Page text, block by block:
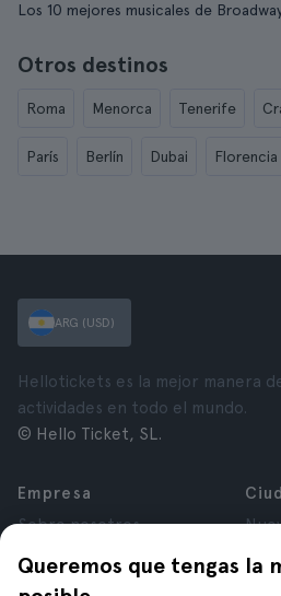
Los 10 mejores musicales de
Otros destinos
Roma Menorca Tenerife
París Berlín Dubai Florencia
Queremos que tengas la
ARG (USD)
Hellotickets es la mejor manera
actividades en todo el mundo.
© Hello Ticket, SL.
Empresa
Sobre nosotros
Afiliados
París